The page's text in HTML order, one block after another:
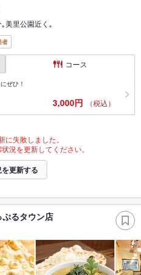
美里公園近く｡
者
コース
ぜひ！
3,000円 （税込）
に失敗しました。
況を更新してください。
更新する
るタウン店